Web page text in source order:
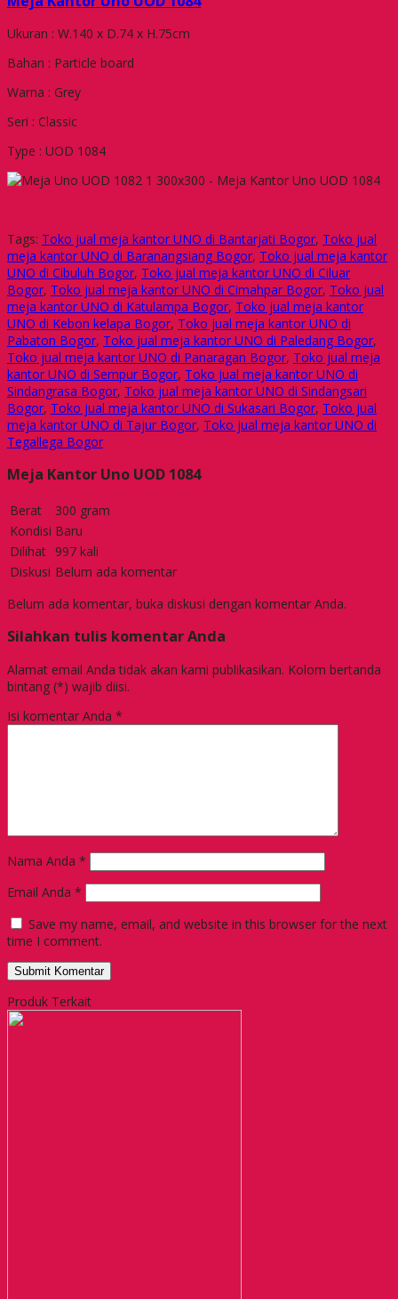
Ukuran : W.140 x D.74 x H.75cm
Bahan : Particle board
Warna : Grey
Seri : Classic
Type : UOD 1084
Tags: Toko jual meja kantor UNO di Bantarjati Bogor, Toko jual
meja kantor UNO di Baranangsiang Bogor, Toko jual meja kantor
UNO di Cibuluh Bogor, Toko jual meja kantor UNO di Ciluar
Bogor, Toko jual meja kantor UNO di Cimahpar Bogor, Toko jual
meja kantor UNO di Katulampa Bogor, Toko jual meja kantor
UNO di Kebon kelapa Bogor, Toko jual meja kantor UNO di
Pabaton Bogor, Toko jual meja kantor UNO di Paledang Bogor,
Toko jual meja kantor UNO di Panaragan Bogor, Toko jual meja
kantor UNO di Sempur Bogor, Toko jual meja kantor UNO di
Sindangrasa Bogor, Toko jual meja kantor UNO di Sindangsari
Bogor, Toko jual meja kantor UNO di Sukasari Bogor, Toko jual
meja kantor UNO di Tajur Bogor, Toko jual meja kantor UNO di
Tegallega Bogor
Meja Kantor Uno UOD 1084
Berat
300 gram
Kondisi Baru
Dilihat 997 kali
Diskusi Belum ada komentar
Belum ada komentar, buka diskusi dengan komentar Anda.
Silahkan tulis komentar Anda
Alamat email Anda tidak akan kami publikasikan. Kolom bertanda
bintang (*) wajib diisi.
Isi komentar Anda *
Nama Anda *
Email Anda *
Save my name, email, and website in this browser for the next
time I comment.
Produk Terkait